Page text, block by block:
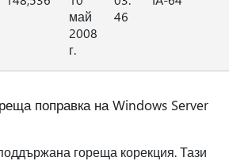
май
2008
г.
46
поправка на Windows Server
гореща корекция. Тази